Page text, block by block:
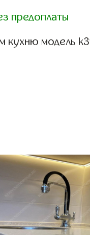
предоплаты
кухню модель